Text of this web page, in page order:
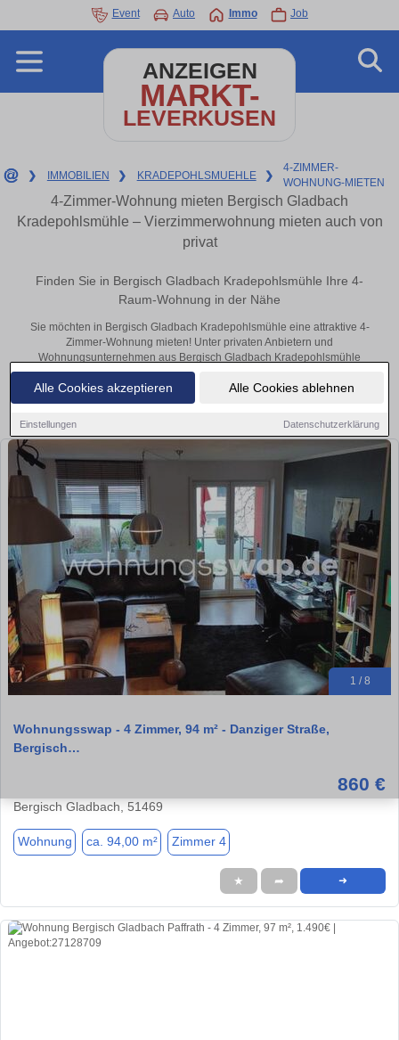
Alle Cookies akzeptieren Alle Cookies ablehnen
Einstellungen Datenschutzerklärung
Event Auto Immo Job
ANZEIGEN
MARKT-
LEVERKUSEN
❯ IMMOBILIEN ❯ KRADEPOHLSMUEHLE ❯
4-ZIMMER-
WOHNUNG-MIETEN
4-Zimmer-Wohnung mieten Bergisch Gladbach
Kradepohlsmühle – Vierzimmerwohnung mieten auch von
privat
Finden Sie in Bergisch Gladbach Kradepohlsmühle Ihre 4-
Raum-Wohnung in der Nähe
Sie möchten in Bergisch Gladbach Kradepohlsmühle eine attraktive 4-
Zimmer-Wohnung mieten! Unter privaten Anbietern und
Wohnungsunternehmen aus Bergisch Gladbach Kradepohlsmühle
finden Sie Ihre Vierzimmerwohnung. Mit ein paar Klicks zu Ihrer 4-
Raum-Wohnung in der Nähe.
1 / 8
Wohnungsswap - 4 Zimmer, 94 m² - Danziger Straße,
Bergisch…
860 €
Bergisch Gladbach, 51469
Wohnung ca. 94,00 m² Zimmer 4
★ ➦ ➜